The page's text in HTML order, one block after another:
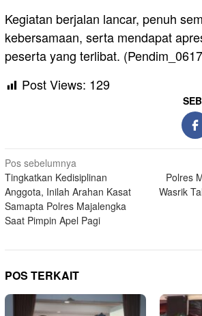
Kegiatan berjalan lancar, penuh
kebersamaan, serta mendapat
peserta yang terlibat.
Post Views: 129
Navigasi
pos
Pos sebelumnya
Tingkatkan Kedisiplinan
Anggota, Inilah Arahan Kasat
Samapta Polres Majalengka
Saat Pimpin Apel Pagi
Polres
Wasrik
POS TERKAIT